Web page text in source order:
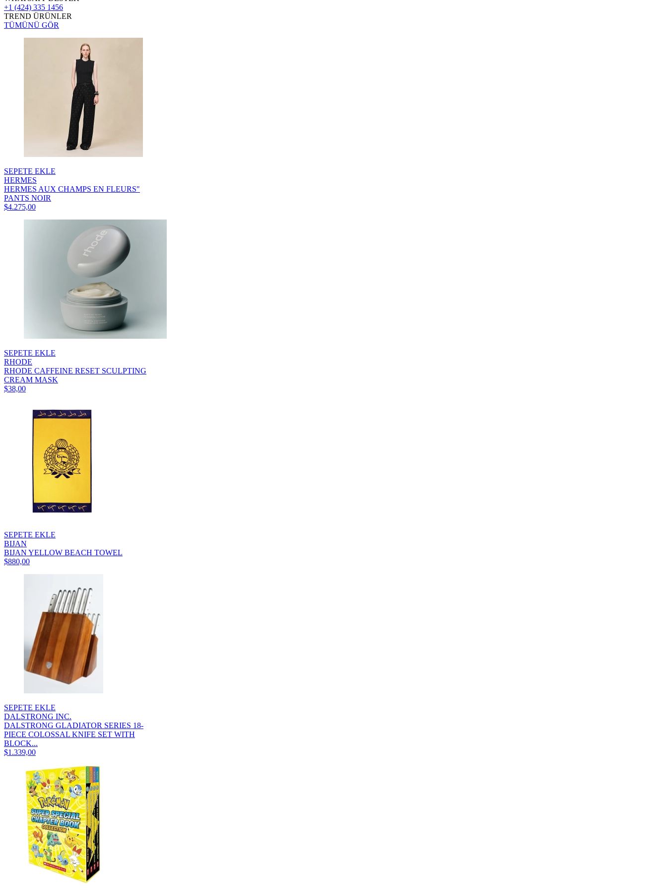
+1 (424) 335 1456
TREND ÜRÜNLER
TÜMÜNÜ GÖR
SEPETE EKLE
HERMES
HERMES AUX CHAMPS EN FLEURS"
PANTS NOIR
$4.275,00
SEPETE EKLE
RHODE
RHODE CAFFEINE RESET SCULPTING
CREAM MASK
$38,00
SEPETE EKLE
BIJAN
BIJAN YELLOW BEACH TOWEL
$880,00
SEPETE EKLE
DALSTRONG INC.
DALSTRONG GLADIATOR SERIES 18-
PIECE COLOSSAL KNIFE SET WITH
BLOCK...
$1.339,00